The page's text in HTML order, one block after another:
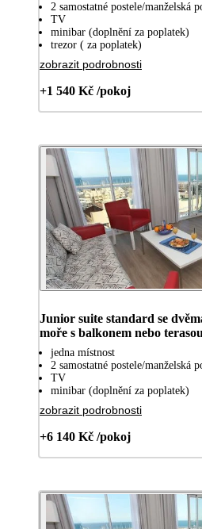
2 samostatné postele/manželská
TV
minibar (doplnění za poplatek)
trezor ( za poplatek)
zobrazit podrobnosti
+1 540 Kč /pokoj
Junior suite standard se
moře s balkonem nebo terasou
jedna místnost
2 samostatné postele/manželská
TV
minibar (doplnění za poplatek)
zobrazit podrobnosti
+6 140 Kč /pokoj